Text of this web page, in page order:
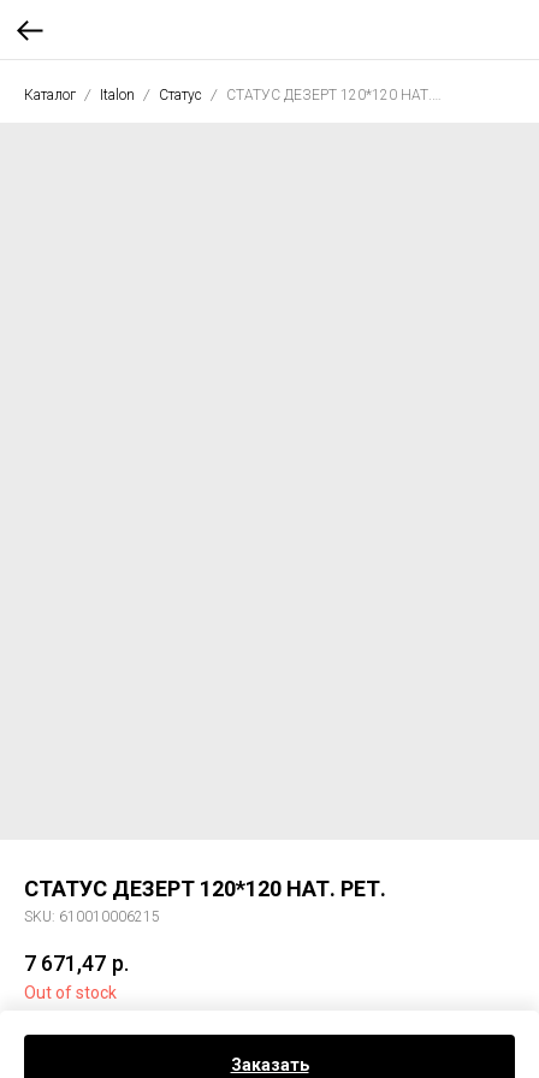
Каталог Italon Статус
СТАТУС ДЕЗЕРТ 120*120 НАТ. РЕТ.
SKU: 610010006215
7 671,47 р.
Out of stock
Заказать
Керам. гранит СТАТУС ДЕЗЕРТ 120*120 НАТ. РЕТ.